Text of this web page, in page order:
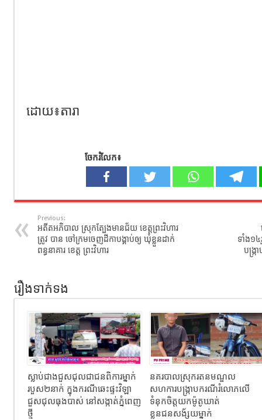
ដោយ៖តារា
ចែករំលែក៖
Previous:
អតីតអភិបាល ស្រុកត្បែងមានជ័យ ខេត្តព្រះវិហារ
ត្រូវ បាន ចៅក្រមចេញដីកាបង្គាប់ឲ្យ ឃុំខ្លួនដាក់
ពន្ធនាគារ ខេត្ត ព្រះវិហារ
ទាំង១៤
បង្ក្
រឿងទាក់ទង
ស្លាប់ជាងជួសជុលជាជនពិការម្នាក់
របួស២នាក់ ក្នុងករណីឆេះផ្ទះវិឡា
ជួសជុលធុងបាស់ នៅសង្កាត់ភ្នំពេញ
ថ្មី
នគរបាលស្រុករតនមណ្ឌល
សហការបង្រ្កាបករណីរំលោភលើ
ទំនុកចិត្តយកម៉ូតូឃាត់
ខ្លួនជនសង័្សយម្នាក់